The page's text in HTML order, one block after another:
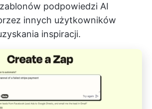
podpowiedzi AI
innych użytkowników
inspiracji.